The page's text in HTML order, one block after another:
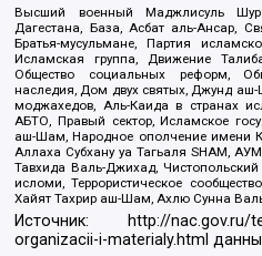
Высший военный Маджлисуль
Дагестана, База, Асбат аль-Ансар,
Братья-мусульмане, Партия
Исламская группа, Движение
Общество социальных реформ,
наследия, Дом двух святых, Джунд
моджахедов, Аль-Каида в странах
АБТО, Правый сектор, Исламское
аш-Шам, Народное ополчение имени
Аллаха Субхану уа Тагьаля SHAM,
Тавхида Валь-Джихад,
исломи, Террористическое
Хайят Тахрир аш-Шам, Ахлю Сунна
Источник:
http://nac.gov.ru/
organizacii-i-materialy.html